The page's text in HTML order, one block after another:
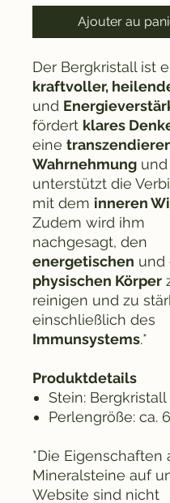
Ajouter au
Der Bergkristall ist
kraftvoller,
und
fördert klares
eine
Wahrnehmung und
unterstützt die
mit dem inneren
Zudem wird ihm
nachgesagt, den
energetischen und
physischen Körper
reinigen und zu
einschließlich des
Immunsystems.*
Produktdetails
Stein: Bergkristall
Perlengröße: ca.
*Die Eigenschaften
Mineralsteine auf
Website sind nicht